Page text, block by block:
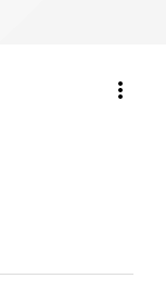
more_vert